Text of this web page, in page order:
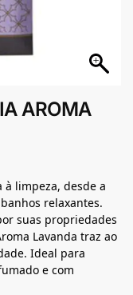
AROMA
à limpeza, desde a
relaxantes.
suas propriedades
Lavanda traz ao
Ideal para
e com